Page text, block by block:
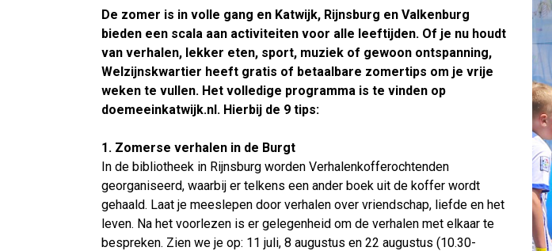
De zomer is in volle gang en Katwijk, Rijnsburg en Valkenburg
bieden een scala aan activiteiten voor alle leeftijden. Of je nu houdt
van verhalen, lekker eten, sport, muziek of gewoon ontspanning,
Welzijnskwartier heeft gratis of betaalbare zomertips om je vrije
weken te vullen. Het volledige programma is te vinden op
doemeeinkatwijk.nl. Hierbij de 9 tips:
1. Zomerse verhalen in de Burgt
In de bibliotheek in Rijnsburg worden Verhalenkofferochtenden
georganiseerd, waarbij er telkens een ander boek uit de koffer wordt
gehaald. Laat je meeslepen door verhalen over vriendschap, liefde en het
leven. Na het voorlezen is er gelegenheid om de verhalen met elkaar te
bespreken. Zien we je op: 11 juli, 8 augustus en 22 augustus (10.30-